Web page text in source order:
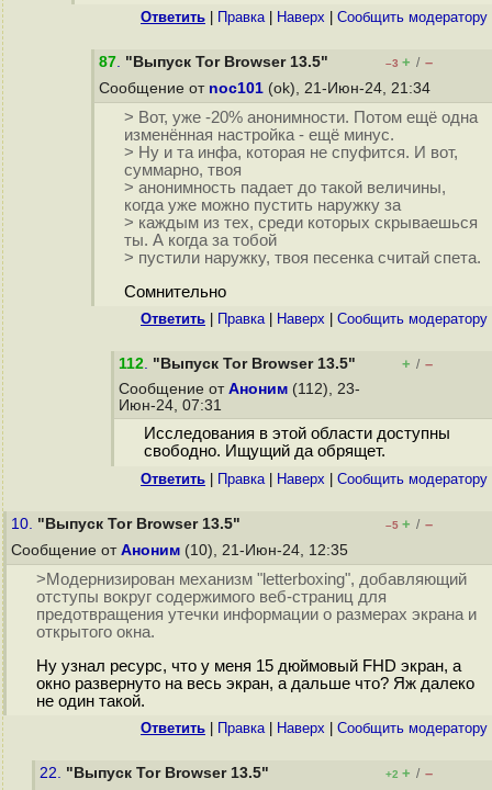
Ответить Правка| Наверх Cообщить модератору
87. "Выпуск Tor Browser 13.5" –3 + / –
Сообщение от noc101 (ok), 21-Июн-24, 21:34
> Вот, уже -20% анонимности. Потом ещё одна
изменённая настройка - ещё минус.
> Ну и та инфа, которая не спуфится. И вот,
суммарно, твоя
> анонимность падает до такой величины,
когда уже можно пустить наружку за
> каждым из тех, среди которых скрываешься
ты. А когда за тобой
> пустили наружку, твоя песенка считай спета.
Сомнительно
Ответить Правка| Наверх Cообщить модератору
112. "Выпуск Tor Browser 13.5" + / –
Сообщение от Аноним (112), 23-
Июн-24, 07:31
Исследования в этой области доступны
свободно. Ищущий да обрящет.
Ответить Правка| Наверх Cообщить модератору
10. "Выпуск Tor Browser 13.5" –5 + / –
Сообщение от Аноним (10), 21-Июн-24, 12:35
>Модернизирован механизм "letterboxing", добавляющий
отступы вокруг содержимого веб-страниц для
предотвращения утечки информации о размерах экрана и
открытого окна.
Ну узнал ресурс, что у меня 15 дюймовый FHD экран, а
окно развернуто на весь экран, а дальше что? Яж далеко
не один такой.
Ответить Правка| Наверх Cообщить модератору
22. "Выпуск Tor Browser 13.5" +2 + / –